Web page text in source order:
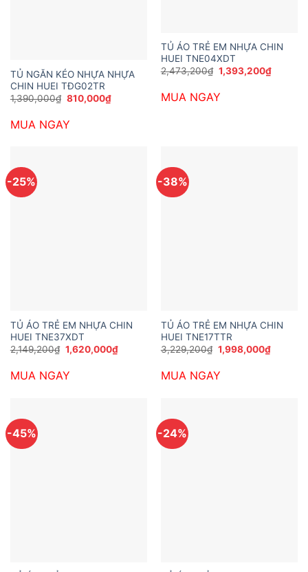
TỦ NGĂN KÉO NHỰA NHỰA
CHIN HUEI TĐG02TR
1,390,000₫ Giá
1,390,000₫.
810,000₫Giá
hiện
MUA NGAY
TỦ ÁO TRẺ EM NHỰA CHIN
HUEI TNE04XDT
2,473,200₫ Giá
gốc
2,473,200₫.
1,393,200₫Giá
hiện
MUA NGAY
-25%
TỦ ÁO TRẺ EM NHỰA CHIN
HUEI TNE37XDT
2,149,200₫ Giá
gốc
2,149,200₫.
1,620,000₫Giá
hiện
MUA NGAY
-38%
TỦ ÁO TRẺ EM NHỰA CHIN
HUEI TNE17TTR
3,229,200₫ Giá
gốc
3,229,200₫.
1,998,000₫Giá
hiện
MUA NGAY
-45% -24%